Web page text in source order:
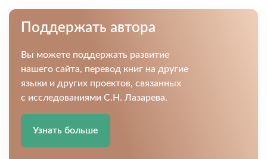
Поддержать автора
Вы можете поддержать развитие
нашего сайта, перевод книг на другие
языки и других проектов, связанных
с исследованиями С.Н. Лазарева.
Узнать больше